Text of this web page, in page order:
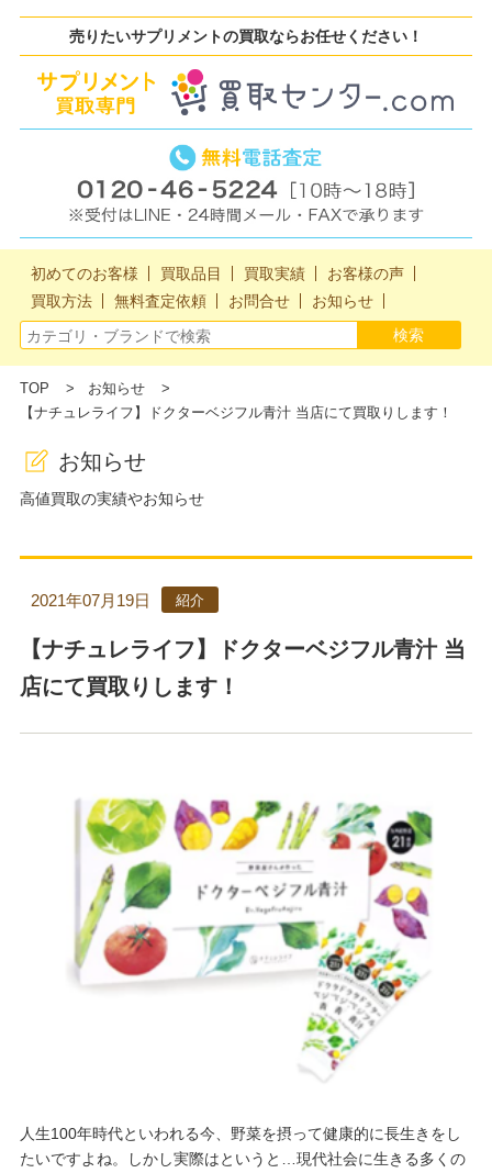
売りたいサプリメントの買取ならお任せください！
初めてのお客様 買取品目 買取実績
お客様の声
買取方法
無料査定依頼 お問合せ お知らせ
TOP
お知らせ
【ナチュレライフ】ドクターベジフル青汁 当店にて買取りします！
お知らせ
高値買取の実績やお知らせ
【ナチュレライフ】ドクターベジフル青汁 当
店にて買取りします！
2021年07月19日 紹介
人生100年時代といわれる今、野菜を摂って健康的に長生きをし
たいですよね。しかし実際はというと…現代社会に生きる多くの